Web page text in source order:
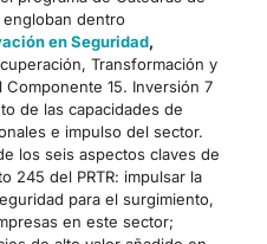
dentro
en Seguridad,
Transformación y
Componente 15. Inversión 7
de las capacidades de
e impulso del sector.
los seis aspectos claves de
245 del PRTR: impulsar la
para el surgimiento,
en este sector;